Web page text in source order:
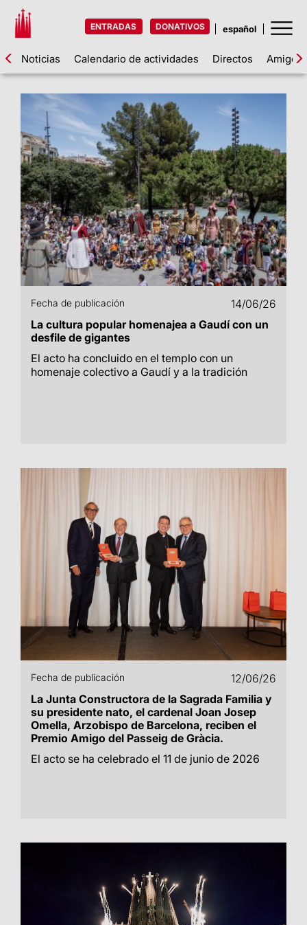
ENTRADAS DONATIVOS
Noticias Calendario de actividades Directos Amigos
Fecha de publicación
14/06/26
La cultura popular homenajea a Gaudí con un
desfile de gigantes
El acto ha concluido en el templo con un
homenaje colectivo a Gaudí y a la tradición
Fecha de publicación
12/06/26
La Junta Constructora de la Sagrada Familia y
su presidente nato, el cardenal Joan Josep
Omella, Arzobispo de Barcelona, reciben el
Premio Amigo del Passeig de Gràcia.
El acto se ha celebrado el 11 de junio de 2026